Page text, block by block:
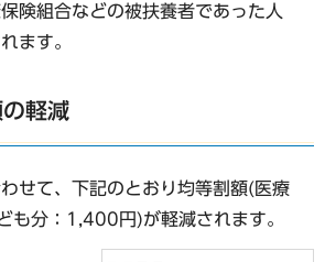
険組合などの被扶養者であった人
ます。
軽減
せて、下記のとおり均等割額(医療
も分：1,400円)が軽減されます。